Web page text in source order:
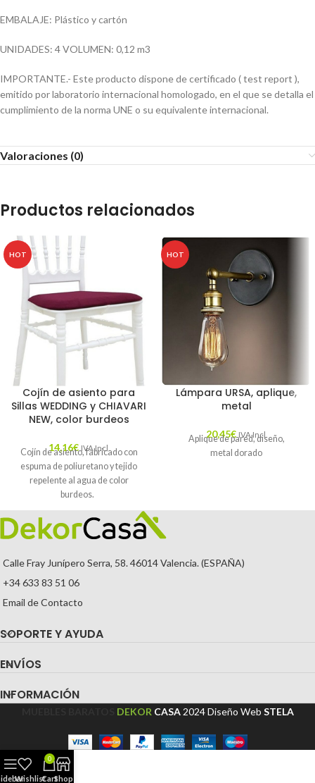
EMBALAJE: Plástico y cartón
UNIDADES: 4 VOLUMEN: 0,12 m3
IMPORTANTE.- Este producto dispone de certificado ( test report ),
emitido por laboratorio internacional homologado, en el que se detalla el
cumplimiento de la norma UNE o su equivalente internacional.
Valoraciones (0)
Productos relacionados
HOT
Cojín de asiento para
Sillas WEDDING y CHIAVARI
NEW, color burdeos
14,16€ IVA Incl.
Cojín de asiento, fabricado con
espuma de poliuretano y tejido
repelente al agua de color
burdeos.
HOT
Lámpara URSA, aplique,
metal
20,45€ IVA Incl.
Aplique de pared, diseño,
metal dorado
Calle Fray Junípero Serra, 58. 46014 Valencia. (ESPAÑA)
+34 633 83 51 06
Email de Contacto
SOPORTE Y AYUDA
ENVÍOS
INFORMACIÓN
DEKOR CASA 2024Diseño Web STELA
Wishlist
0
CartShop